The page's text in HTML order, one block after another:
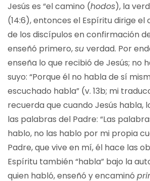
Jesús es “el camino (hodos), la
(14:6), entonces el Espíritu dirige el
de los discípulos en confirmación
enseñó primero,su verdad. Por
enseña lo que recibió de Jesús; no
suyo: “Porque él no habla de sí
escuchado habla” (v. 13b; mi
recuerda que cuando Jesús habla,
las palabras del Padre: “Las
hablo, no las hablo por mi propia
Padre, que vive en mí, él hace las
Espíritu también “habla” bajo la
quien habló, enseñó y encaminó